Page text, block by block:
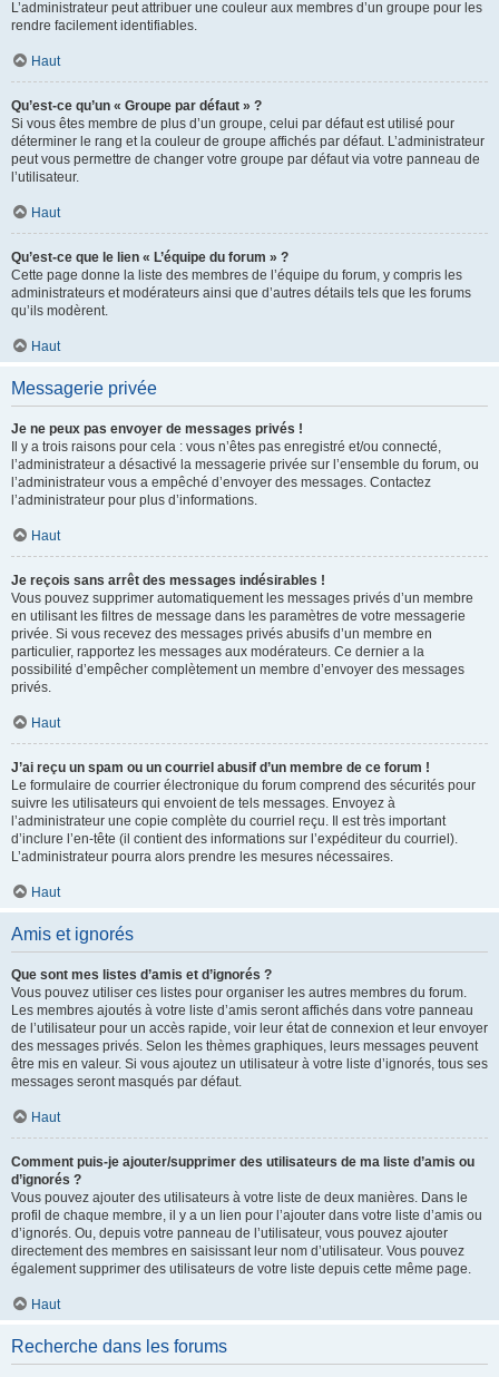
L’administrateur peut attribuer une couleur aux membres d’un groupe pour les
rendre facilement identifiables.
Haut
Qu’est-ce qu’un « Groupe par défaut » ?
Si vous êtes membre de plus d’un groupe, celui par défaut est utilisé pour
déterminer le rang et la couleur de groupe affichés par défaut. L’administrateur
peut vous permettre de changer votre groupe par défaut via votre panneau de
l’utilisateur.
Haut
Qu’est-ce que le lien « L’équipe du forum » ?
Cette page donne la liste des membres de l’équipe du forum, y compris les
administrateurs et modérateurs ainsi que d’autres détails tels que les forums
qu’ils modèrent.
Haut
Messagerie privée
Je ne peux pas envoyer de messages privés !
Il y a trois raisons pour cela : vous n’êtes pas enregistré et/ou connecté,
l’administrateur a désactivé la messagerie privée sur l’ensemble du forum, ou
l’administrateur vous a empêché d’envoyer des messages. Contactez
l’administrateur pour plus d’informations.
Haut
Je reçois sans arrêt des messages indésirables !
Vous pouvez supprimer automatiquement les messages privés d’un membre
en utilisant les filtres de message dans les paramètres de votre messagerie
privée. Si vous recevez des messages privés abusifs d’un membre en
particulier, rapportez les messages aux modérateurs. Ce dernier a la
possibilité d’empêcher complètement un membre d’envoyer des messages
privés.
Haut
J’ai reçu un spam ou un courriel abusif d’un membre de ce forum !
Le formulaire de courrier électronique du forum comprend des sécurités pour
suivre les utilisateurs qui envoient de tels messages. Envoyez à
l’administrateur une copie complète du courriel reçu. Il est très important
d’inclure l’en-tête (il contient des informations sur l’expéditeur du courriel).
L’administrateur pourra alors prendre les mesures nécessaires.
Haut
Amis et ignorés
Que sont mes listes d’amis et d’ignorés ?
Vous pouvez utiliser ces listes pour organiser les autres membres du forum.
Les membres ajoutés à votre liste d’amis seront affichés dans votre panneau
de l’utilisateur pour un accès rapide, voir leur état de connexion et leur envoyer
des messages privés. Selon les thèmes graphiques, leurs messages peuvent
être mis en valeur. Si vous ajoutez un utilisateur à votre liste d’ignorés, tous ses
messages seront masqués par défaut.
Haut
Comment puis-je ajouter/supprimer des utilisateurs de ma liste d’amis ou
d’ignorés ?
Vous pouvez ajouter des utilisateurs à votre liste de deux manières. Dans le
profil de chaque membre, il y a un lien pour l’ajouter dans votre liste d’amis ou
d’ignorés. Ou, depuis votre panneau de l’utilisateur, vous pouvez ajouter
directement des membres en saisissant leur nom d’utilisateur. Vous pouvez
également supprimer des utilisateurs de votre liste depuis cette même page.
Haut
Recherche dans les forums